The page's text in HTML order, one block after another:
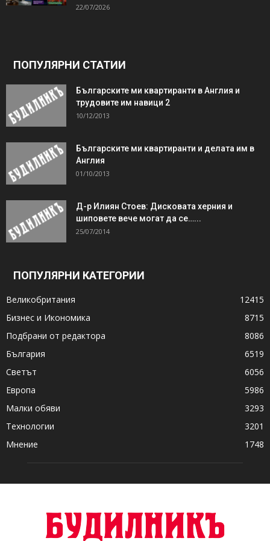
22/07/2026
ПОПУЛЯРНИ СТАТИИ
Българските ми квартиранти в Англия и
трудовите им навици 2
10/12/2013
Българските ми квартиранти и делата им в
Англия
01/10/2013
Д-р Илиян Стоев: Дисковата херния и
шиповете вече могат да се…...
25/07/2014
ПОПУЛЯРНИ КАТЕГОРИИ
Великобритания
12415
Бизнес и Икономика
8715
Подбрани от редактора
8086
България
6519
Светът
6056
Европа
5986
Малки обяви
3293
Технологии
3201
Мнение
1748